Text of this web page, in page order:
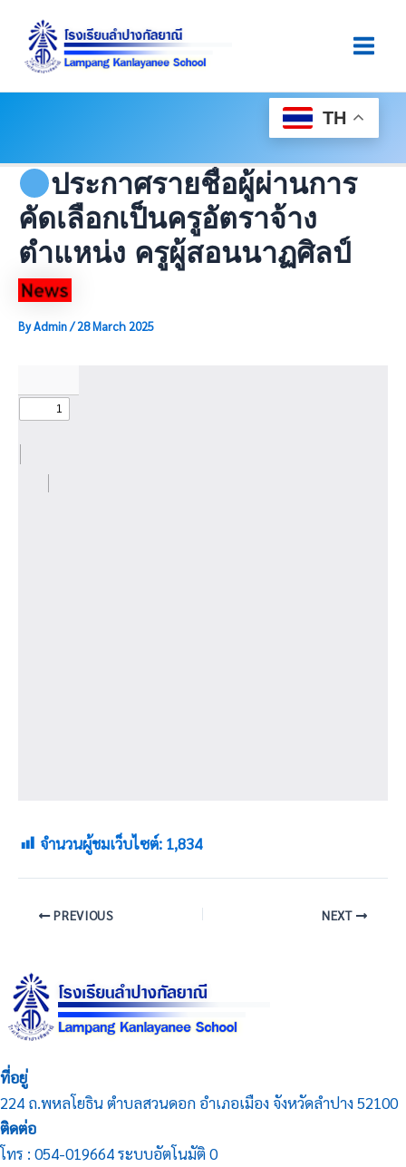
Content
TH
ประกาศรายชื่อผู้ผ่านการ
คัดเลือกเป็นครูอัตราจ้าง
ตำแหน่ง ครูผู้สอนนาฏศิลป์
ByAdmin/28 March 2025
จำนวนผู้ชมเว็บไซต์: 1,834
Navigation
PREVIOUS NEXT
ที่อยู่
224 ถ.พหลโยธิน ตำบลสวนดอก อำเภอเมือง จังหวัดลำปาง 52100
ติดต่อ
โทร : 054-019664 ระบบอัตโนมัติ 0